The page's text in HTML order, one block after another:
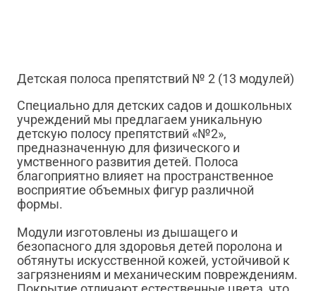
Детская полоса препятствий № 2 (13 модулей)
Специально для детских садов и дошкольных
учреждений мы предлагаем уникальную
детскую полосу препятствий «№2»,
предназначенную для физического и
умственного развития детей. Полоса
благоприятно влияет на пространственное
восприятие объемных фигур различной
формы.
Модули изготовлены из дышащего и
безопасного для здоровья детей поролона и
обтянуты искусственной кожей, устойчивой к
загрязнениям и механическим повреждениям.